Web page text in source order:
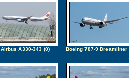
Airbus A330-343 (0) Boeing 787-9 Dreamliner